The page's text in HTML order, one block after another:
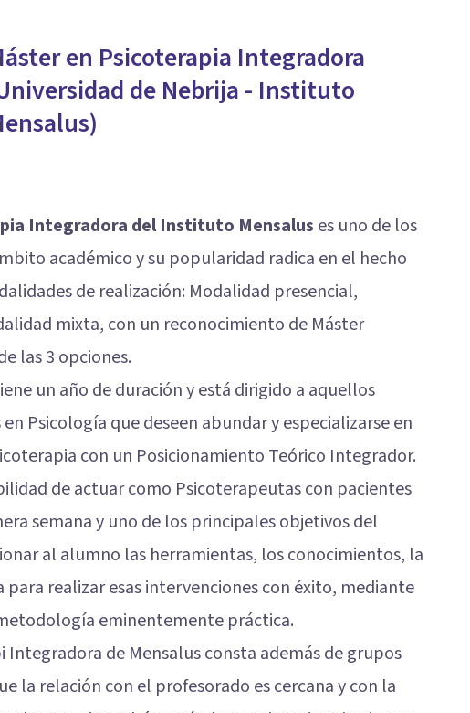
en Psicoterapia Integradora
de Nebrija - Instituto
Integradora del Instituto Mensalus es uno de los
académico y su popularidad radica en el hecho
de realización: Modalidad presencial,
mixta, con un reconocimiento de Máster
las 3 opciones.
un año de duración y está dirigido a aquellos
Psicología que deseen abundar y especializarse en
con un Posicionamiento Teórico Integrador.
de actuar como Psicoterapeutas con pacientes
semana y uno de los principales objetivos del
al alumno las herramientas, los conocimientos, la
realizar esas intervenciones con éxito, mediante
eminentemente práctica.
Integradora de Mensalus consta además de grupos
la relación con el profesorado es cercana y con la